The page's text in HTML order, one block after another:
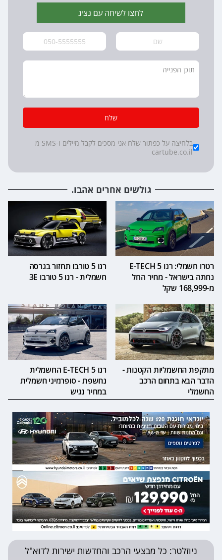
לחצו לשיחה עם נציג
שלח
Checkboxes
*
בלחיצה על כפתור שלח אני מסכים לקבל מיילים ו-SMS מ
cartube.co.il
גולשים אחרים אהבו.
רטרו חשמלי: רנו 5 E-TECH
נחתה בישראל - מחיר החל
מ-168,999 שקל
רנו 5 טורבו תחזור בגרסה
חשמלית - רנו 5 טורבו 3E
מתקפת החשמליות הקטנות -
הדבר הבא בתחום הרכב
החשמלי
רנו 5 E-TECH החשמלית
נחשפת - סופרמיני חשמלית
במחיר נגיש
ניוזלטר: כל מבצעי הרכב והחדשות ישירות לדוא"ל